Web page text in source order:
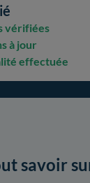
vérifiées
à jour
effectuée
savoir